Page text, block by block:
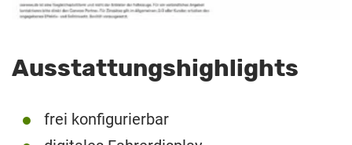
Ausstattungshighlights
frei konfigurierbar